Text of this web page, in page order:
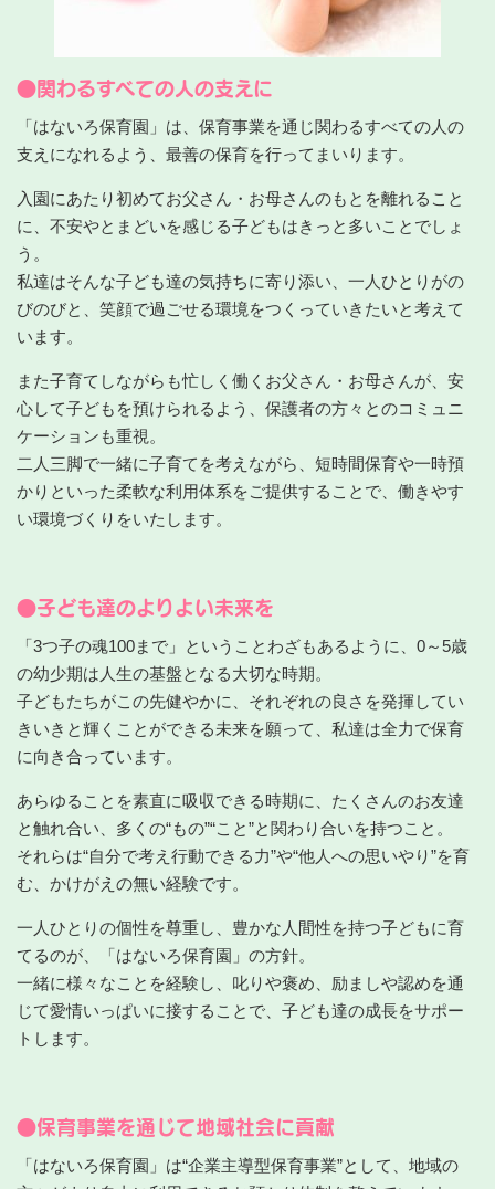
●関わるすべての人の支えに
「はないろ保育園」は、保育事業を通じ関わるすべての人の
支えになれるよう、最善の保育を行ってまいります。
入園にあたり初めてお父さん・お母さんのもとを離れること
に、不安やとまどいを感じる子どもはきっと多いことでしょ
う。
私達はそんな子ども達の気持ちに寄り添い、一人ひとりがの
びのびと、笑顔で過ごせる環境をつくっていきたいと考えて
います。
また子育てしながらも忙しく働くお父さん・お母さんが、安
心して子どもを預けられるよう、保護者の方々とのコミュニ
ケーションも重視。
二人三脚で一緒に子育てを考えながら、短時間保育や一時預
かりといった柔軟な利用体系をご提供することで、働きやす
い環境づくりをいたします。
●子ども達のよりよい未来を
「3つ子の魂100まで」ということわざもあるように、0～5歳
の幼少期は人生の基盤となる大切な時期。
子どもたちがこの先健やかに、それぞれの良さを発揮してい
きいきと輝くことができる未来を願って、私達は全力で保育
に向き合っています。
あらゆることを素直に吸収できる時期に、たくさんのお友達
と触れ合い、多くの“もの”“こと”と関わり合いを持つこと。
それらは“自分で考え行動できる力”や“他人への思いやり”を育
む、かけがえの無い経験です。
一人ひとりの個性を尊重し、豊かな人間性を持つ子どもに育
てるのが、「はないろ保育園」の方針。
一緒に様々なことを経験し、叱りや褒め、励ましや認めを通
じて愛情いっぱいに接することで、子ども達の成長をサポー
トします。
●保育事業を通じて地域社会に貢献
「はないろ保育園」は“企業主導型保育事業”として、地域の